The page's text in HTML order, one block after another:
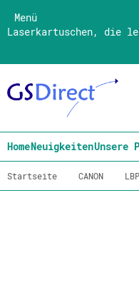
Menü
Laserkartuschen, die
HomeNeuigkeitenUnsere
Startseite CANON LBP